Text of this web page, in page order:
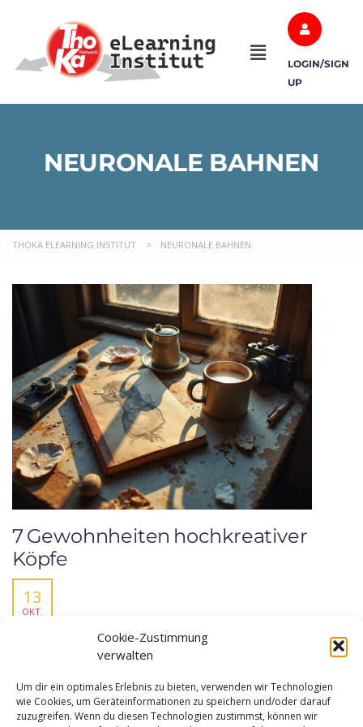
Cookie-Zustimmung
verwalten
Um dir ein optimales Erlebnis zu bieten, verwenden wir Technologien
wie Cookies, um Geräteinformationen zu speichern und/oder darauf
zuzugreifen. Wenn du diesen Technologien zustimmst, können wir
LOGIN/SIGN
UP
NEURONALE BAHNEN
THOKA ELEARNING INSTITUT > NEURONALE BAHNEN
7 Gewohnheiten hochkreativer
Köpfe
13
OKT.
Meistern Sie die sieben evidenzbasierten Gewohnheiten, die
neuronale Bahnen erweitern und bahnbrechende Erkenntnisse
revolutionäre Ideen entwickeln.